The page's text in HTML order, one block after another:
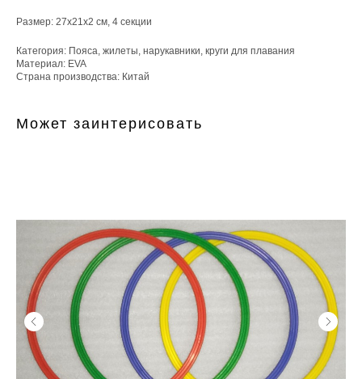
Размер: 27х21х2 см, 4 секции
Категория: Пояса, жилеты, нарукавники, круги для плавания
Материал: EVA
Страна производства: Китай
Может заинтерисовать